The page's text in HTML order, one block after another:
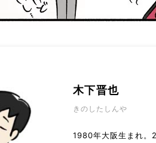
木下晋也
きのしたしんや
1980年大阪生まれ。